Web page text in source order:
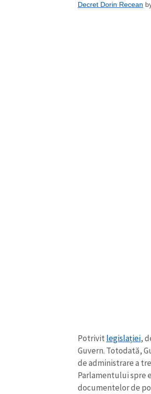
Decret Dorin Recean
Potrivit legislației,
Guvern. Totodată,
de administrare a
Parlamentului spre
documentelor de